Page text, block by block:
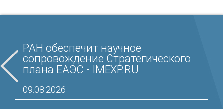
РАН обеспечит научное
сопровождение Стратегического
плана ЕАЭС - IMEXP.RU
09.08.2026